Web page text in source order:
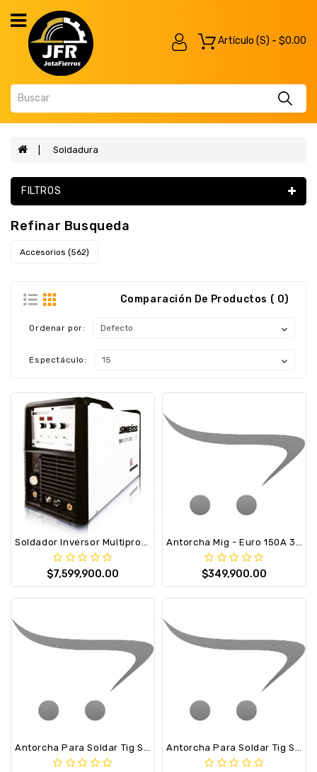
Artículo (s) - $0.00
Category
Herramientas
Eléctricas
Herramientas
Inalámbricas
Manual
Soldadura
Combos
Maquinaria
Agroindustria
Herramientas
Neumáticas
Soldadura
FILTROS
Refinar Busqueda
Accesorios (562)
Comparación De Productos ( 0)
Ordenar por:
Espectáculo:
$7,599,900.00 $349,900.00